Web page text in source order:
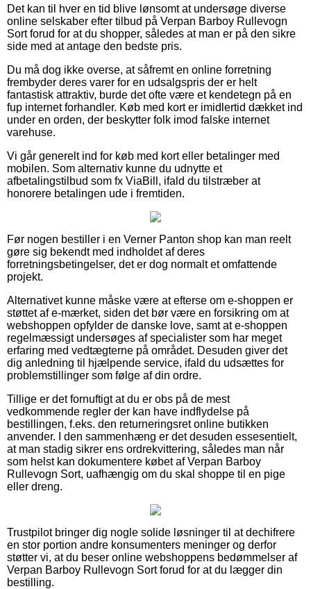
Det kan til hver en tid blive lønsomt at undersøge diverse
online selskaber efter tilbud på Verpan Barboy Rullevogn
Sort forud for at du shopper, således at man er på den sikre
side med at antage den bedste pris.
Du må dog ikke overse, at såfremt en online forretning
frembyder deres varer for en udsalgspris der er helt
fantastisk attraktiv, burde det ofte være et kendetegn på en
fup internet forhandler. Køb med kort er imidlertid dækket ind
under en orden, der beskytter folk imod falske internet
varehuse.
Vi går generelt ind for køb med kort eller betalinger med
mobilen. Som alternativ kunne du udnytte et
afbetalingstilbud som fx ViaBill, ifald du tilstræber at
honorere betalingen ude i fremtiden.
Før nogen bestiller i en Verner Panton shop kan man reelt
gøre sig bekendt med indholdet af deres
forretningsbetingelser, det er dog normalt et omfattende
projekt.
Alternativet kunne måske være at efterse om e-shoppen er
støttet af e-mærket, siden det bør være en forsikring om at
webshoppen opfylder de danske love, samt at e-shoppen
regelmæssigt undersøges af specialister som har meget
erfaring med vedtægterne på området. Desuden giver det
dig anledning til hjælpende service, ifald du udsættes for
problemstillinger som følge af din ordre.
Tillige er det fornuftigt at du er obs på de mest
vedkommende regler der kan have indflydelse på
bestillingen, f.eks. den returneringsret online butikken
anvender. I den sammenhæng er det desuden essesentielt,
at man stadig sikrer ens ordrekvittering, således man når
som helst kan dokumentere købet af Verpan Barboy
Rullevogn Sort, uafhængig om du skal shoppe til en pige
eller dreng.
Trustpilot bringer dig nogle solide løsninger til at dechifrere
en stor portion andre konsumenters meninger og derfor
støtter vi, at du beser online webshoppens bedømmelser af
Verpan Barboy Rullevogn Sort forud for at du lægger din
bestilling.